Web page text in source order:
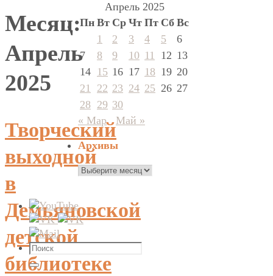
Месяц:
Апрель
2025
Творческий
выходной
в
Демьяновской
детской
библиотеке
Апрель 2025
Пн Вт Ср Чт Пт Сб Вс
1
2 3 4 5
6
7
8 9 10 11 12 13
14 15 16 17 18 19 20
21 22 23 24 25 26 27
28 29 30
« Мар
Май »
Архивы
Архивы
Что
искать:
Поиск